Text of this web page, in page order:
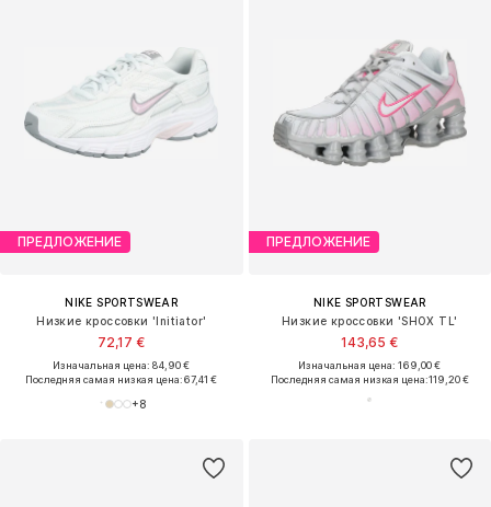
ПРЕДЛОЖЕНИЕ
NIKE SPORTSWEAR
Низкие кроссовки 'Initiator'
72,17 €
Изначальная цена: 84,90 €
Последняя самая низкая цена:67,41 €
+8
ПРЕДЛОЖЕНИЕ
NIKE SPORTSWEAR
Низкие кроссовки 'SHOX TL'
143,65 €
Изначальная цена: 169,00 €
Последняя самая низкая цена:119,20 €